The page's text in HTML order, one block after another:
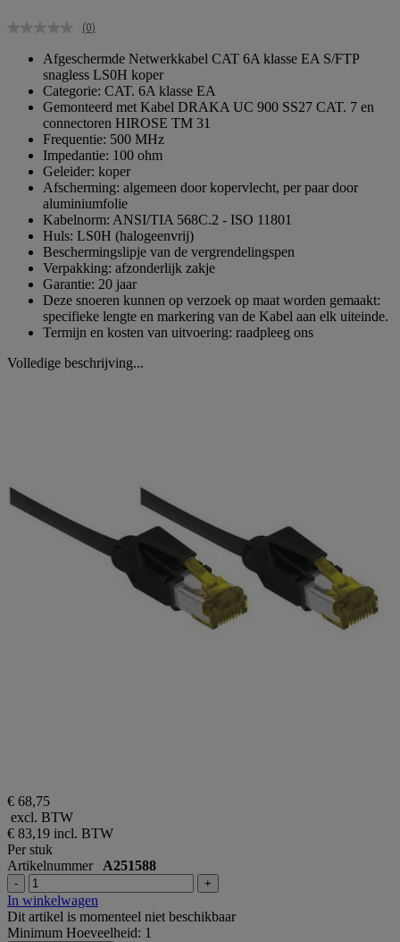
Geen
Dezelfde
paginalink.
(0)
Afgeschermde Netwerkkabel CAT 6A klasse EA S/FTP
snagless LS0H koper
Categorie: CAT. 6A klasse EA
Gemonteerd met Kabel DRAKA UC 900 SS27 CAT. 7 en
connectoren HIROSE TM 31
Frequentie: 500 MHz
Impedantie: 100 ohm
Geleider: koper
Afscherming: algemeen door kopervlecht, per paar door
aluminiumfolie
Kabelnorm: ANSI/TIA 568C.2 - ISO 11801
Huls: LS0H (halogeenvrij)
Beschermingslipje van de vergrendelingspen
Verpakking: afzonderlijk zakje
Garantie: 20 jaar
Deze snoeren kunnen op verzoek op maat worden gemaakt:
specifieke lengte en markering van de Kabel aan elk uiteinde.
Termijn en kosten van uitvoering: raadpleeg ons
Volledige beschrijving...
€ 68,75
excl. BTW
€ 83,19 incl. BTW
Per stuk
Artikelnummer A251588
- +
In winkelwagen
Dit artikel is momenteel niet beschikbaar
Minimum Hoeveelheid: 1